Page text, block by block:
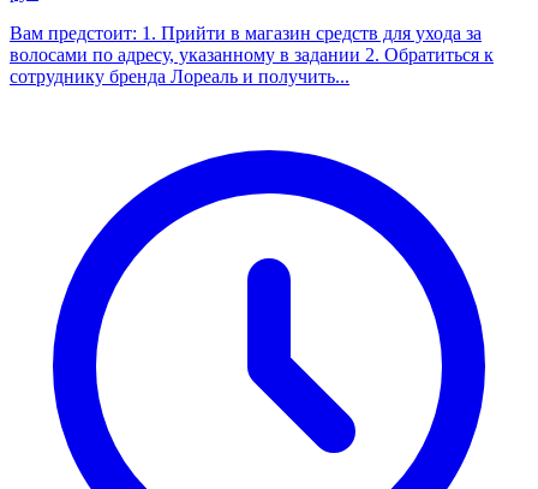
Вам предстоит: 1. Прийти в магазин средств для ухода за
волосами по адресу, указанному в задании 2. Обратиться к
сотруднику бренда Лореаль и получить...